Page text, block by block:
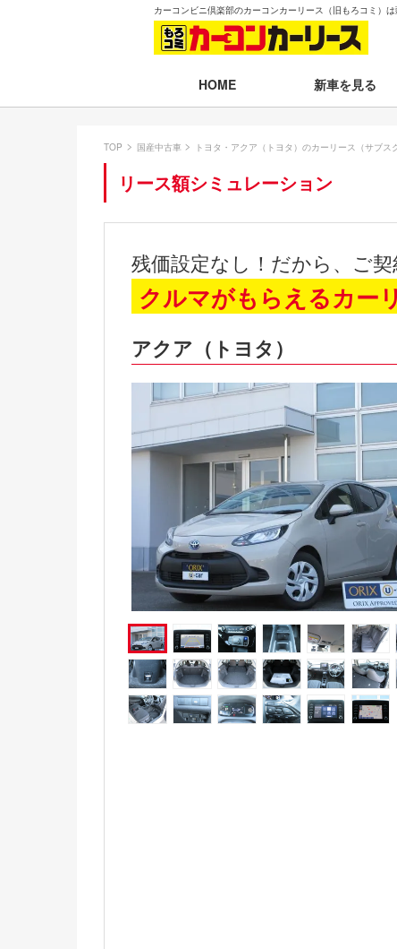
カーコンビニ倶楽部のカーコンカーリース（旧もろコミ）は
HOME 新車を見る
月々50,001円以上
新車一覧から選ぶ
残価設定プラン
電気自動車（EV）
福祉車両
ミニカー
TOP 国産中古車 トヨタ・アクア（トヨタ）のカーリース（サブス
リース額シミュレーション
残価設定なし！だから、ご
クルマがもらえるカー
アクア（トヨタ）